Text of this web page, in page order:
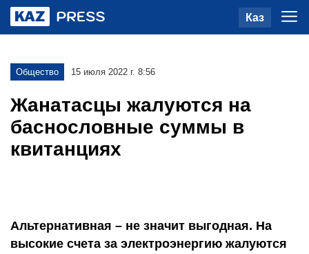
Каз
Общество 15 июля 2022 г. 8:56
Жанатасцы жалуются на
баснословные суммы в
квитанциях
Альтернативная – не значит выгодная. На
высокие счета за электроэнергию жалуются